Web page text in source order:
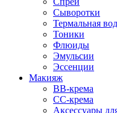
Сыворотки
Термальная
Тоники
Флюиды
Эмульсии
Эссенции
Макияж
BB-крема
CC-крема
Аксессуары